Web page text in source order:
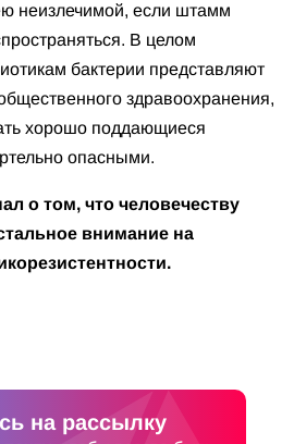
неизлечимой, если штамм
В целом
бактерии представляют
здравоохранения,
хорошо поддающиеся
опасными.
о том, что человечеству
внимание на
на рассылку